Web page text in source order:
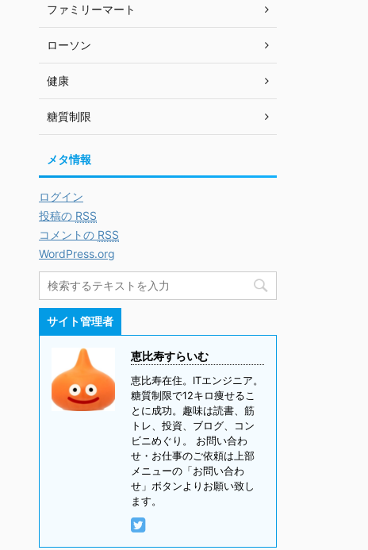
ファミリーマート
ローソン
健康
糖質制限
メタ情報
ログイン
投稿の RSS
コメントの RSS
WordPress.org
サイト管理者
恵比寿すらいむ
恵比寿在住。ITエンジニア。
糖質制限で12キロ痩せるこ
とに成功。趣味は読書、筋
トレ、投資、ブログ、コン
ビニめぐり。 お問い合わ
せ・お仕事のご依頼は上部
メニューの「お問い合わ
せ」ボタンよりお願い致し
ます。